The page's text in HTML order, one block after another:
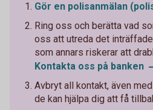
Gör en polisanmälan
Ring oss och berätta vad
oss att utreda det
som annars riskerar att
Kontakta oss på banken
Avbryt all kontakt, även
de kan hjälpa dig att få